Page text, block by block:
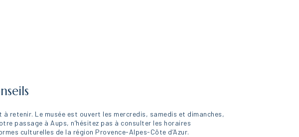
retenir. Le musée est ouvert les mercredis, samedis et dimanches,
passage à Aups, n’hésitez pas à consulter les horaires
culturelles de la région Provence-Alpes-Côte d’Azur.